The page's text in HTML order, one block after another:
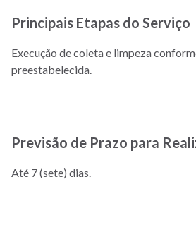
Principais Etapas do Serviço
Execução de coleta e limpeza
preestabelecida.
Previsão de Prazo para
Até 7 (sete) dias.